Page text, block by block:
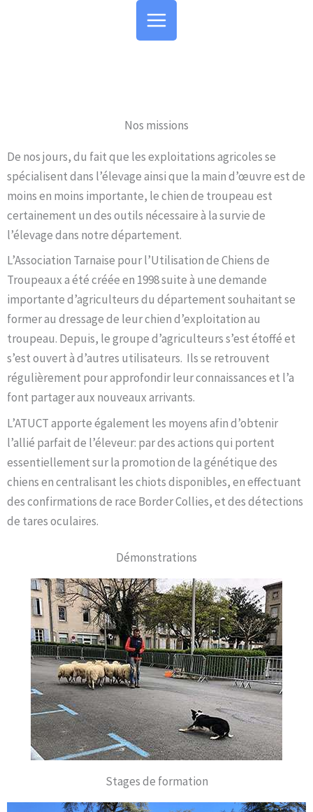
Nos missions
De nos jours, du fait que les exploitations agricoles se
spécialisent dans l’élevage ainsi que la main d’œuvre est de
moins en moins importante, le chien de troupeau est
certainement un des outils nécessaire à la survie de
l’élevage dans notre département.
L’Association Tarnaise pour l’Utilisation de Chiens de
Troupeaux a été créée en 1998 suite à une demande
importante d’agriculteurs du département souhaitant se
former au dressage de leur chien d’exploitation au
troupeau. Depuis, le groupe d’agriculteurs s’est étoffé et
s’est ouvert à d’autres utilisateurs. Ils se retrouvent
régulièrement pour approfondir leur connaissances et l’a
font partager aux nouveaux arrivants.
L’ATUCT apporte également les moyens afin d’obtenir
l’allié parfait de l’éleveur: par des actions qui portent
essentiellement sur la promotion de la génétique des
chiens en centralisant les chiots disponibles, en effectuant
des confirmations de race Border Collies, et des détections
de tares oculaires.
Démonstrations
Stages de formation